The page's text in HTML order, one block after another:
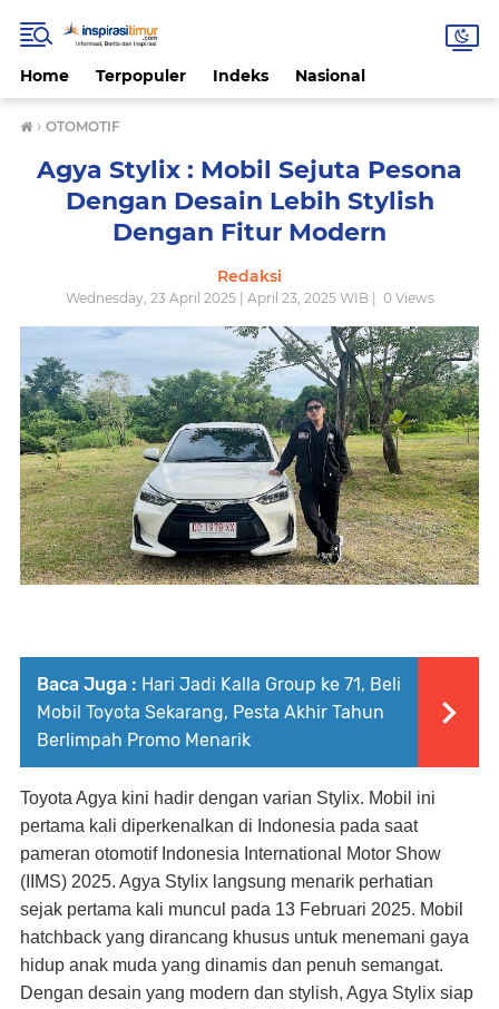
Home Terpopuler Indeks Nasional
› OTOMOTIF
Agya Stylix : Mobil Sejuta Pesona
Dengan Desain Lebih Stylish
Dengan Fitur Modern
Redaksi
Wednesday, 23 April 2025 | April 23, 2025 WIB | 0Views
Baca Juga : Hari Jadi Kalla Group ke 71, Beli
Mobil Toyota Sekarang, Pesta Akhir Tahun
Berlimpah Promo Menarik
Toyota Agya kini hadir dengan varian Stylix. Mobil ini
pertama kali diperkenalkan di Indonesia pada saat
pameran otomotif Indonesia International Motor Show
(IIMS) 2025. Agya Stylix langsung menarik perhatian
sejak pertama kali muncul pada 13 Februari 2025. Mobil
hatchback yang dirancang khusus untuk menemani gaya
hidup anak muda yang dinamis dan penuh semangat.
Dengan desain yang modern dan stylish, Agya Stylix siap